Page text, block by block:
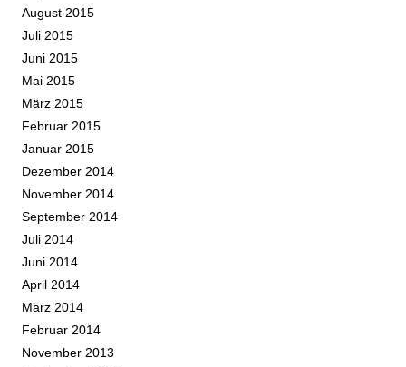
August 2015
Juli 2015
Juni 2015
Mai 2015
März 2015
Februar 2015
Januar 2015
Dezember 2014
November 2014
September 2014
Juli 2014
Juni 2014
April 2014
März 2014
Februar 2014
November 2013